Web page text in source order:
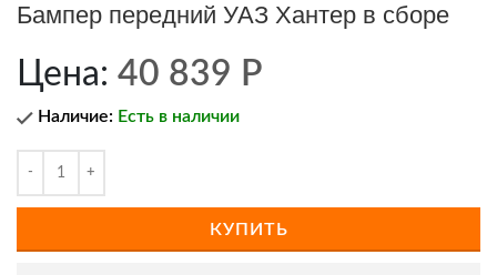
Бампер передний УАЗ Хантер в сборе
Цена: 40 839 Р
Наличие: Есть в наличии
КУПИТЬ